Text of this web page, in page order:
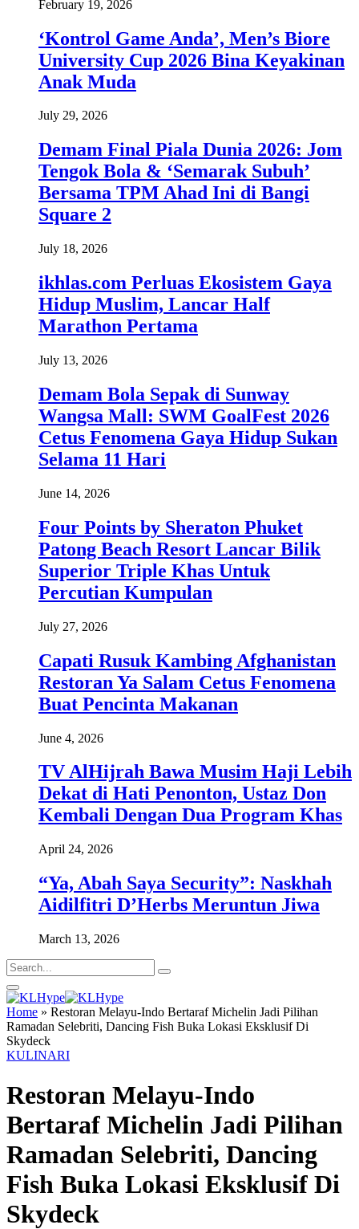
February 19, 2026
‘Kontrol Game Anda’, Men’s Biore
University Cup 2026 Bina Keyakinan
Anak Muda
July 29, 2026
Demam Final Piala Dunia 2026: Jom
Tengok Bola & ‘Semarak Subuh’
Bersama TPM Ahad Ini di Bangi
Square 2
July 18, 2026
ikhlas.com Perluas Ekosistem Gaya
Hidup Muslim, Lancar Half
Marathon Pertama
July 13, 2026
Demam Bola Sepak di Sunway
Wangsa Mall: SWM GoalFest 2026
Cetus Fenomena Gaya Hidup Sukan
Selama 11 Hari
June 14, 2026
Four Points by Sheraton Phuket
Patong Beach Resort Lancar Bilik
Superior Triple Khas Untuk
Percutian Kumpulan
July 27, 2026
Capati Rusuk Kambing Afghanistan
Restoran Ya Salam Cetus Fenomena
Buat Pencinta Makanan
June 4, 2026
TV AlHijrah Bawa Musim Haji Lebih
Dekat di Hati Penonton, Ustaz Don
Kembali Dengan Dua Program Khas
April 24, 2026
“Ya, Abah Saya Security”: Naskhah
Aidilfitri D’Herbs Meruntun Jiwa
March 13, 2026
Home » Restoran Melayu-Indo Bertaraf Michelin Jadi Pilihan
Ramadan Selebriti, Dancing Fish Buka Lokasi Eksklusif Di
Skydeck
KULINARI
Restoran Melayu-Indo
Bertaraf Michelin Jadi Pilihan
Ramadan Selebriti, Dancing
Fish Buka Lokasi Eksklusif Di
Skydeck